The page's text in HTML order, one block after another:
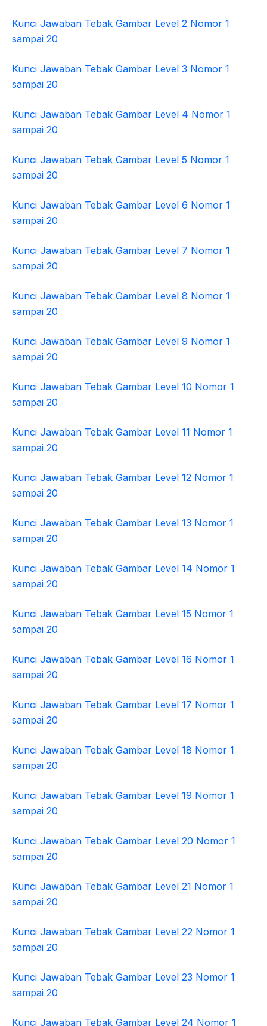
Kunci Jawaban Tebak Gambar Level 2 Nomor 1
sampai 20
Kunci Jawaban Tebak Gambar Level 3 Nomor 1
sampai 20
Kunci Jawaban Tebak Gambar Level 4 Nomor 1
sampai 20
Kunci Jawaban Tebak Gambar Level 5 Nomor 1
sampai 20
Kunci Jawaban Tebak Gambar Level 6 Nomor 1
sampai 20
Kunci Jawaban Tebak Gambar Level 7 Nomor 1
sampai 20
Kunci Jawaban Tebak Gambar Level 8 Nomor 1
sampai 20
Kunci Jawaban Tebak Gambar Level 9 Nomor 1
sampai 20
Kunci Jawaban Tebak Gambar Level 10 Nomor 1
sampai 20
Kunci Jawaban Tebak Gambar Level 11 Nomor 1
sampai 20
Kunci Jawaban Tebak Gambar Level 12 Nomor 1
sampai 20
Kunci Jawaban Tebak Gambar Level 13 Nomor 1
sampai 20
Kunci Jawaban Tebak Gambar Level 14 Nomor 1
sampai 20
Kunci Jawaban Tebak Gambar Level 15 Nomor 1
sampai 20
Kunci Jawaban Tebak Gambar Level 16 Nomor 1
sampai 20
Kunci Jawaban Tebak Gambar Level 17 Nomor 1
sampai 20
Kunci Jawaban Tebak Gambar Level 18 Nomor 1
sampai 20
Kunci Jawaban Tebak Gambar Level 19 Nomor 1
sampai 20
Kunci Jawaban Tebak Gambar Level 20 Nomor 1
sampai 20
Kunci Jawaban Tebak Gambar Level 21 Nomor 1
sampai 20
Kunci Jawaban Tebak Gambar Level 22 Nomor 1
sampai 20
Kunci Jawaban Tebak Gambar Level 23 Nomor 1
sampai 20
Kunci Jawaban Tebak Gambar Level 24 Nomor 1